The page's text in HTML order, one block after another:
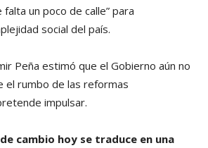
falta un poco de calle” para
social del país.
Peña estimó que el Gobierno aún no
el rumbo de las reformas
impulsar.
cambio hoy se traduce en una